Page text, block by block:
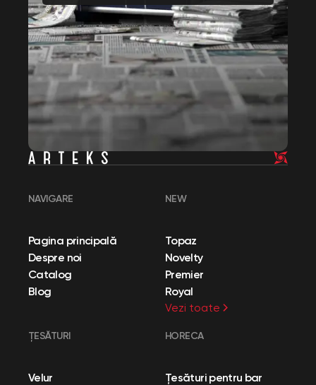
NAVIGARE
Pagina principală
Despre noi
Catalog
Blog
NEW
Topaz
Novelty
Premier
Royal
Vezi toate
ȚESĂTURI
Velur
HORECA
Țesături pentru bar